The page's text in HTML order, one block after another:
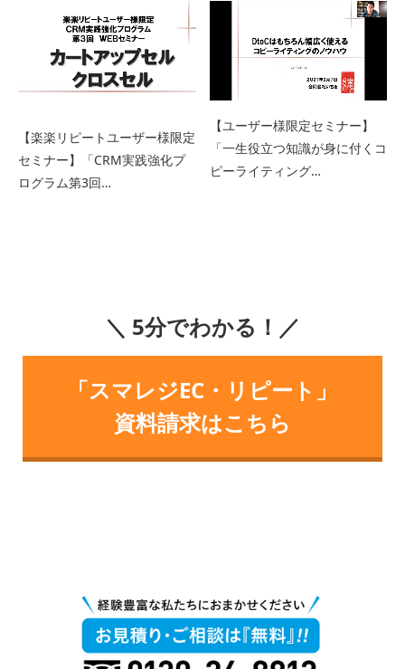
【楽楽リピートユーザー様限定
セミナー】「CRM実践強化プ
ログラム第3回…
【ユーザー様限定セミナー】
「一生役立つ知識が身に付くコ
ピーライティング…
＼ 5分でわかる！／
「スマレジEC・リピート」
資料請求はこちら